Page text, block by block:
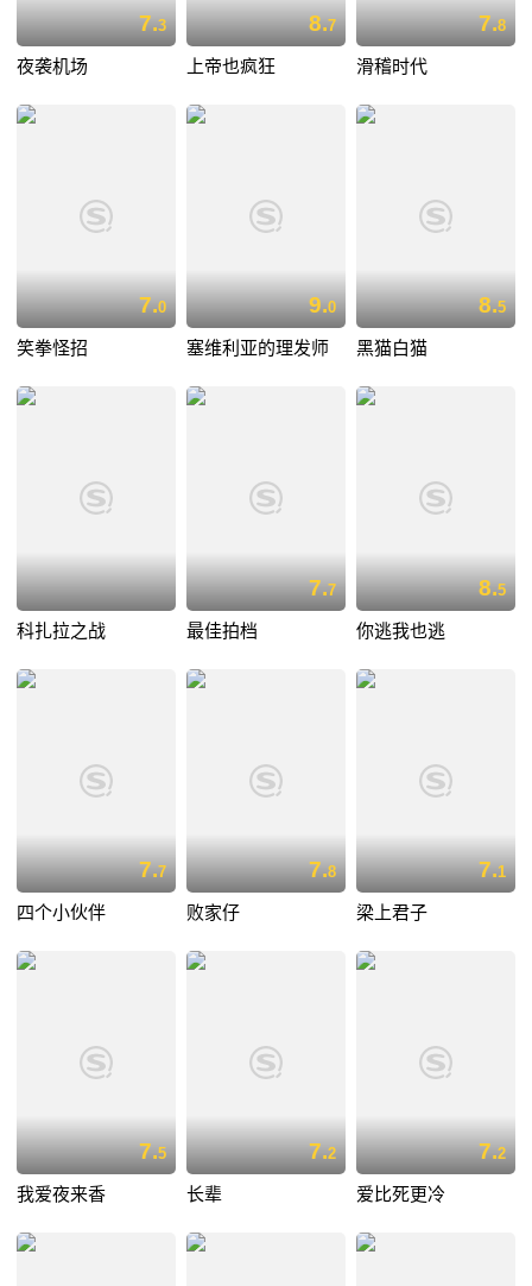
7.3
夜袭机场
8.7
上帝也疯狂
7.8
滑稽时代
7.0
笑拳怪招
9.0
塞维利亚的理发师
8.5
黑猫白猫
科扎拉之战
7.7
最佳拍档
8.5
你逃我也逃
7.7
四个小伙伴
7.8
败家仔
7.1
梁上君子
7.5
我爱夜来香
7.2
长辈
7.2
爱比死更冷